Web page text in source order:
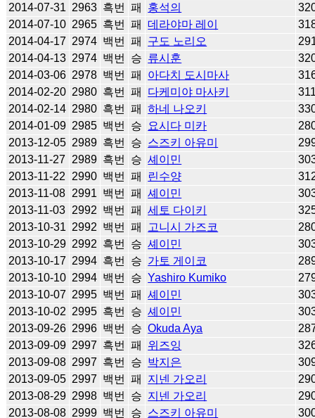
2014-07-31 2963 흑번 패 홍석의
2014-07-10 2965 흑번 패 데라야마 레이
2014-04-17 2974 백번 패 구도 노리오
2014-04-13 2974 백번 승 류시훈
2014-03-06 2978 백번 패 아다치 도시마사
2014-02-20 2980 흑번 패 다케미야 마사키
2014-02-14 2980 흑번 패 하네 나오키
2014-01-09 2985 백번 승 요시다 미카
2013-12-05 2989 흑번 승 스즈키 아유미
2013-11-27
2989 흑번 승 셰이민
2013-11-22
2990 백번 패 린수양
2013-11-08 2991 백번 패 셰이민
2013-11-03 2992 백번 패 세토 다이키
2013-10-31 2992 백번 패 고니시 가즈코
2013-10-29 2992 흑번 승 셰이민
2013-10-17 2994 흑번 승 가토 게이코
2013-10-10 2994 백번 승 Yashiro Kumiko
2013-10-07 2995 백번 패 셰이민
2013-10-02 2995 흑번 승 셰이민
2013-09-26 2996 백번 승 Okuda Aya
2013-09-09 2997 흑번 패 위즈잉
2013-09-08 2997 흑번 승 박지은
2013-09-05 2997 백번 패 지넨 가오리
2013-08-29 2998 백번 승 지넨 가오리
2013-08-08 2999 백번 승 스즈키 아유미